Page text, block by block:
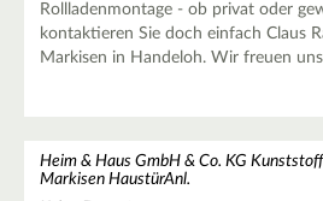
Rollladenmontage - ob privat oder
kontaktieren Sie doch einfach Claus
Markisen in Handeloh. Wir freuen
Heim & Haus GmbH & Co. KG
Markisen HaustürAnl.